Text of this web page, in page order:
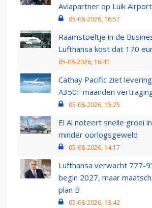
Aviapartner op Luik Airport
05-08-2026, 16:57
Raamstoeltje in de
Lufthansa kost dat 170
05-08-2026, 16:41
Cathay Pacific ziet
A350F maanden
05-08-2026, 15:25
El Al noteert snelle groei
minder oorlogsgeweld
05-08-2026, 14:17
Lufthansa verwacht 777-
begin 2027, maar
plan B
05-08-2026, 13:42